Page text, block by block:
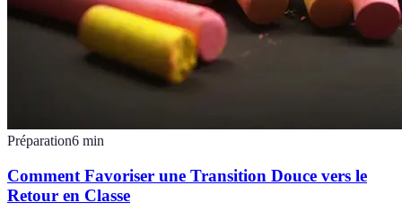
Préparation6 min
Comment Favoriser une Transition Douce vers le
Retour en Classe